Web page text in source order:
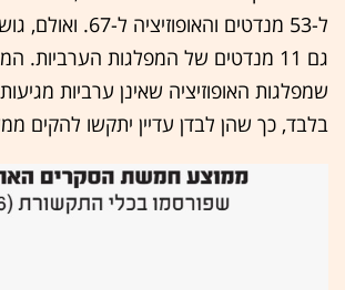
ל-53 מנדטים
גם 11 מנדטים של המפלגות הערביות.
בלבד, כך שהן לבדן עדיין יתקשו להקים